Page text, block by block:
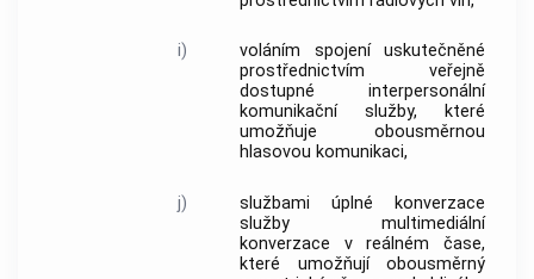
i) voláním spojení uskutečněné
prostřednictvím veřejně
dostupné interpersonální
komunikační služby, které
umožňuje obousměrnou
hlasovou komunikaci,
j)
službami úplné konverzace
služby multimediální
konverzace v reálném čase,
které umožňují obousměrný